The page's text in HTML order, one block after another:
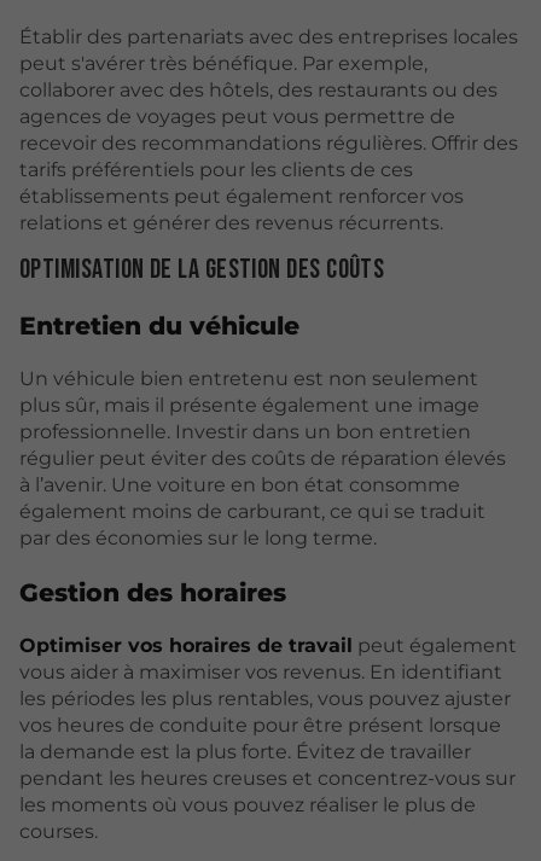
Établir des partenariats avec des entreprises locales
peut s'avérer très bénéfique. Par exemple,
collaborer avec des hôtels, des restaurants ou des
agences de voyages peut vous permettre de
recevoir des recommandations régulières. Offrir des
tarifs préférentiels pour les clients de ces
établissements peut également renforcer vos
relations et générer des revenus récurrents.
Optimisation de la gestion des coûts
Entretien du véhicule
Un véhicule bien entretenu est non seulement
plus sûr, mais il présente également une image
professionnelle. Investir dans un bon entretien
régulier peut éviter des coûts de réparation élevés
à l’avenir. Une voiture en bon état consomme
également moins de carburant, ce qui se traduit
par des économies sur le long terme.
Gestion des horaires
Optimiser vos horaires de travail peut également
vous aider à maximiser vos revenus. En identifiant
les périodes les plus rentables, vous pouvez ajuster
vos heures de conduite pour être présent lorsque
la demande est la plus forte. Évitez de travailler
pendant les heures creuses et concentrez-vous sur
les moments où vous pouvez réaliser le plus de
courses.